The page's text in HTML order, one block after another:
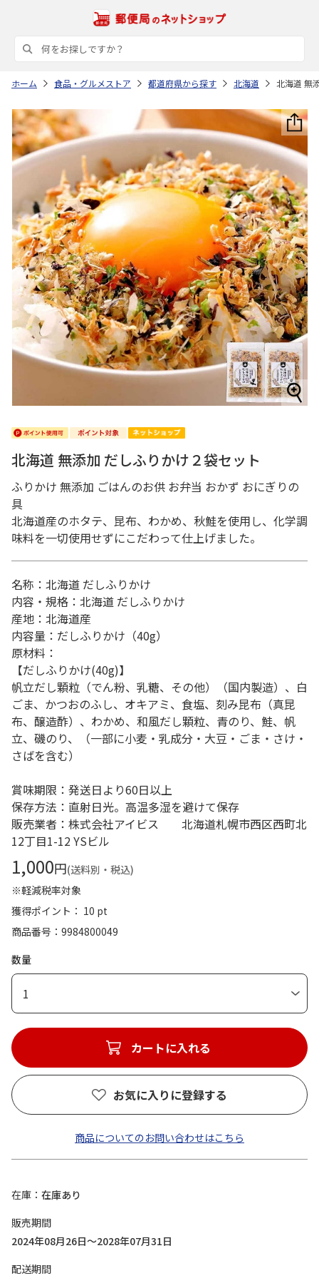
ホーム 食品・グルメストア 都道府県から探す 北海道 北海道 無
北海道 無添加 だしふりかけ２袋セット
ふりかけ 無添加 ごはんのお供 お弁当 おかず おにぎりの
具
北海道産のホタテ、昆布、わかめ、秋鮭を使用し、化学調
味料を一切使用せずにこだわって仕上げました。
名称：北海道 だしふりかけ
内容・規格：北海道 だしふりかけ
産地：北海道産
内容量：だしふりかけ（40g）
原材料：
【だしふりかけ(40g)】
帆立だし顆粒（でん粉、乳糖、その他）（国内製造）、白
ごま、かつおのふし、オキアミ、食塩、刻み昆布（真昆
布、醸造酢）、わかめ、和風だし顆粒、青のり、鮭、帆
立、磯のり、（一部に小麦・乳成分・大豆・ごま・さけ・
さばを含む）
賞味期限：発送日より60日以上
保存方法：直射日光。高温多湿を避けて保存
販売業者：株式会社アイビス 北海道札幌市西区西町北
12丁目1-12 YSビル
1,000円(送料別・税込)
※軽減税率対象
獲得ポイント： 10 pt
商品番号
9984800049
数量
1
カートに入れる
お気に入りに登録する
商品についてのお問い合わせはこちら
在庫
在庫あり
販売期間
2024年08月26日～2028年07月31日
配送期間